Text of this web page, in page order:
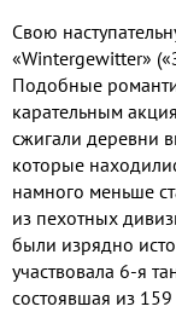
Свою
«Wintergewitter» (
Подобные
карательным
сжигали деревни
которые
намного меньше
из пехотных
были изрядно
участвовала 6-я
состоявшая из 159